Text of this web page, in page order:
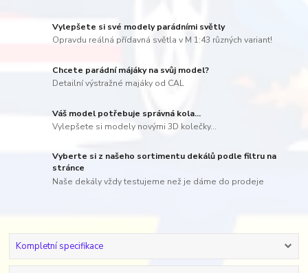
Vylepšete si své modely parádními světly
Opravdu reálná přídavná světla v M 1:43 různých variant!
Chcete parádní májáky na svůj model?
Detailní výstražné majáky od CAL
Váš model potřebuje správná kola...
Vylepšete si modely novými 3D kolečky...
Vyberte si z našeho sortimentu dekálů podle filtru na
stránce
Naše dekály vždy testujeme než je dáme do prodeje
Kompletní specifikace